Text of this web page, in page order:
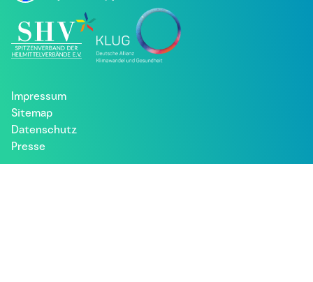
Impressum
Sitemap
Datenschutz
Presse